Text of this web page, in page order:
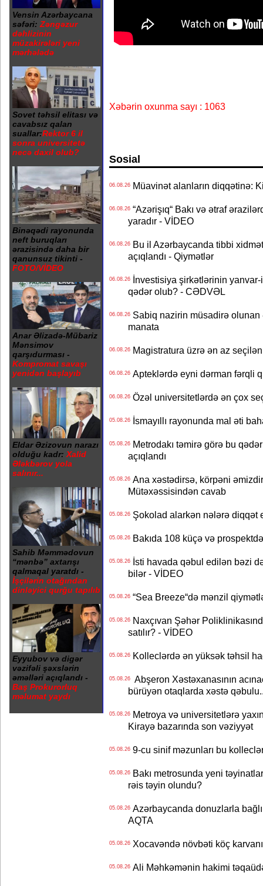
Vensin Azərbaycana
səfəri: Zəngəzur
dəhlizinin
müzakirələri yeni
mərhələdə
Sovet təhsil elitası və
cavabsız qalan
suallar:Rektor 6 il
sonra universitetə
necə daxil olub?
Binəqədi rayonunda
neft buruqları
ərazisində daha bir
qanunsuz tikinti -
FOTO/VİDEO
Anar Əlizadə-Mübariz
Mənsimov
qarşıdurması -
Kompromat savaşı
yenidən başlayıb
Eldar Əzizovun narazı
olduğu kadr: Xalid
Ələkbərov yola
salınır...
Sahib Məmmədovun
“mənbə” axtarışı
qalmaqal yaratdı -
İşçilərin otağından
dinləyici qurğu tapılıb
Eyyubov və digər
vəzifəli şəxslərin
əməlləri açıqlandı -
Baş Prokurorluq
məlumat yaydı
Xəbərin oxunma sayı : 1063
Sosial
06.08.26Müavinət alanların diqqətinə:
06.08.26“Azərişıq“ Bakı və ətraf
yaradır - VİDEO
06.08.26Bu il Azərbaycanda tibbi
açıqlandı - Qiymətlər
06.08.26İnvestisiya şirkətlərinin yanvar-
qədər olub? - CƏDVƏL
06.08.26Sabiq nazirin müsadirə olunan
manata
06.08.26Magistratura üzrə ən az
06.08.26Apteklərdə eyni dərman fərqli
06.08.26Özəl universitetlərdə ən çox
05.08.26İsmayıllı rayonunda mal əti
05.08.26Metrodakı təmirə görə bu
açıqlandı
05.08.26Ana xəstədirsə, körpəni
Mütəxəssisindən cavab
05.08.26Şokolad alarkən nələrə diqqət
05.08.26Bakıda 108 küçə və
05.08.26İsti havada qəbul edilən bəzi
bilər - VİDEO
05.08.26“Sea Breeze“də mənzil
05.08.26Naxçıvan Şəhər
satılır? - VİDEO
05.08.26Kolleclərdə ən yüksək təhsil
05.08.26Abşeron Xəstəxanasının
bürüyən otaqlarda xəstə
05.08.26Metroya və universitetlərə
Kirayə bazarında son vəziyyət
05.08.269-cu sinif məzunları bu
05.08.26Bakı metrosunda yeni
rəis təyin olundu?
05.08.26Azərbaycanda donuzlarla
AQTA
05.08.26Xocavəndə növbəti köç
05.08.26Ali Məhkəmənin hakimi